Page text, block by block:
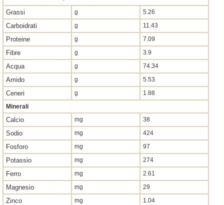
Grassi g 5.26
Carboidrati g 11.43
Proteine g 7.09
Fibre g 3.9
Acqua g 74.34
Amido g 5.53
Ceneri g
1.88
Minerali
Calcio mg 38
Sodio mg 424
Fosforo mg 97
Potassio mg 274
Ferro mg 2.61
Magnesio mg 29
Zinco mg 1.04